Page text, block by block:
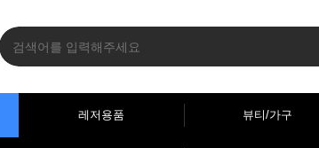
레저용품 뷰티/가구